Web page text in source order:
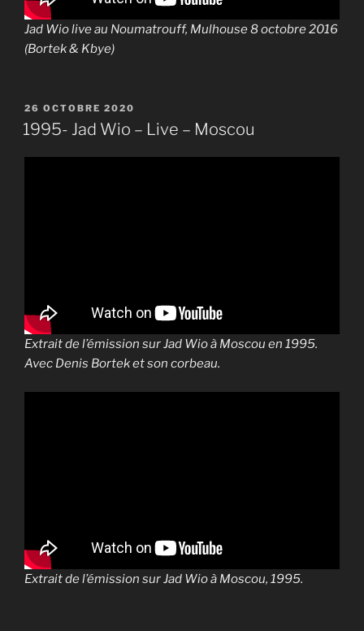
Jad Wio live au Noumatrouff, Mulhouse 8 octobre 2016
(Bortek & Kbye)
PUBLIÉ
LE
26 OCTOBRE 2020
1995- Jad Wio – Live – Moscou
Extrait de l’émission sur Jad Wio à Moscou en 1995.
Avec Denis Bortek et son corbeau.
Extrait de l’émission sur Jad Wio à Moscou, 1995.